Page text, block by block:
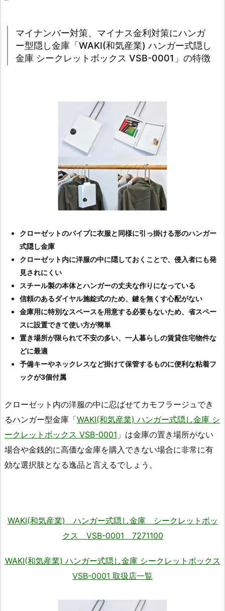
マイナンバー対策、マイナス金利対策にハンガ
ー型隠し金庫「WAKI(和気産業) ハンガー式隠し
金庫 シークレットボックス VSB-0001」の特徴
クローゼットのパイプに衣服と同様に引っ掛ける形のハンガー
式隠し金庫
クローゼット内に洋服の中に隠しておくことで、侵入者にも発
見されにくい
スチール製の本体とハンガーの丈夫な作りになっている
信頼のあるダイヤル施錠式のため、鍵を無くす心配がない
金庫用に特別なスペースを用意する必要もないため、省スペー
スに設置できて使い方が簡単
置き場所が限られて不安の多い、一人暮らしの賃貸住宅物件な
どに最適
予備キーやネックレスなど掛けて保管するものに便利な粘着フ
ックが3個付属
クローゼット内の洋服の中に忍ばせてカモフラージュでき
るハンガー型金庫「WAKI(和気産業) ハンガー式隠し金庫 シ
ークレットボックス VSB-0001 」は金庫の置き場所がない
場合や金銭的に高価な金庫を購入できない場合に非常に有
効な選択肢となる逸品と言えるでしょう。
WAKI(和気産業) ハンガー式隠し金庫 シークレットボッ
クス VSB-0001 7271100
WAKI(和気産業) ハンガー式隠し金庫 シークレットボックス
VSB-0001 取扱店一覧